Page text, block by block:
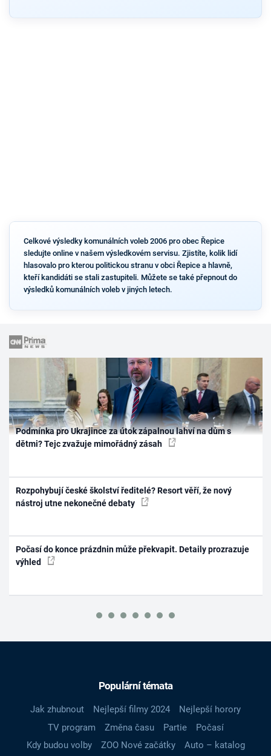
Celkové výsledky komunálních voleb 2006 pro obec Řepice
sledujte online v našem výsledkovém servisu. Zjistíte, kolik lidí
hlasovalo pro kterou politickou stranu v obci Řepice a hlavně,
kteří kandidáti se stali zastupiteli. Můžete se také přepnout do
výsledků komunálních voleb v jiných letech.
Podmínka pro Ukrajince za útok zápalnou lahví na dům s
dětmi? Tejc zvažuje mimořádný zásah
Rozpohybují české školství ředitelé? Resort věří, že nový
nástroj utne nekonečné debaty
Počasí do konce prázdnin může překvapit. Detaily prozrazuje
výhled
Populární témata
Jak zhubnout Nejlepší filmy 2024
Nejlepší horory
TV program
Změna času Partie
Počasí
Kdy budou volby
ZOO Nové začátky
Auto – katalog